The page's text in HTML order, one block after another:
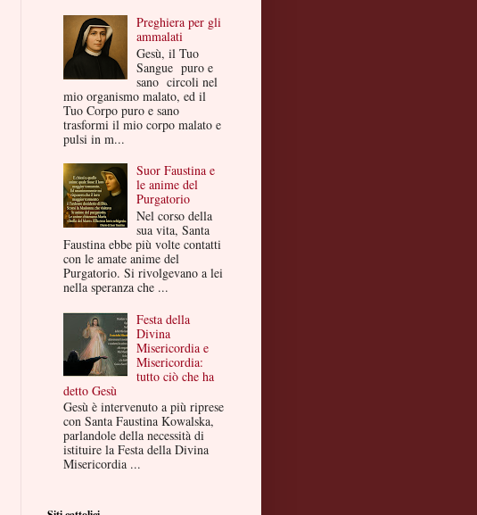
Preghiera per gli
ammalati
Gesù, il Tuo
Sangue puro e
sano circoli nel
mio organismo malato, ed il
Tuo Corpo puro e sano
trasformi il mio corpo malato e
pulsi in m...
Suor Faustina e
le anime del
Purgatorio
Nel corso della
sua vita, Santa
Faustina ebbe più volte contatti
con le amate anime del
Purgatorio. Si rivolgevano a lei
nella speranza che ...
Festa della
Divina
Misericordia e
Misericordia:
tutto ciò che ha
detto Gesù
Gesù è intervenuto a più riprese
con Santa Faustina Kowalska,
parlandole della necessità di
istituire la Festa della Divina
Misericordia ...